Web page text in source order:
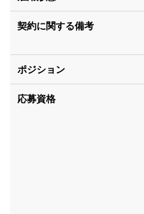
契約に関する備考
ポジション
応募資格